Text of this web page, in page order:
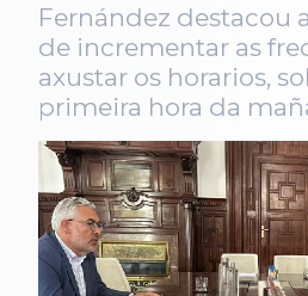
Fernández destacou
de incrementar as
axustar os horarios,
primeira hora da